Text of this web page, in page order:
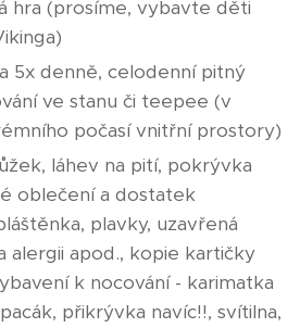
hra (prosíme, vybavte děti
5x denně, celodenní pitný
ve stanu či teepee (v
počasí vnitřní prostory)
láhev na pití, pokrývka
oblečení a dostatek
plavky, uzavřená
alergii apod., kopie kartičky
k nocování - karimatka
přikrývka navíc!!, svítilna,